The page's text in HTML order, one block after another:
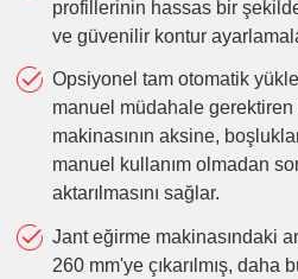
profillerinin hassas bir
ve güvenilir kontur
Opsiyonel tam otomatik
manuel müdahale
makinasının aksine,
manuel kullanım olmadan
aktarılmasını sağlar.
Jant eğirme makinasındaki
260 mm'ye çıkarılmış, daha